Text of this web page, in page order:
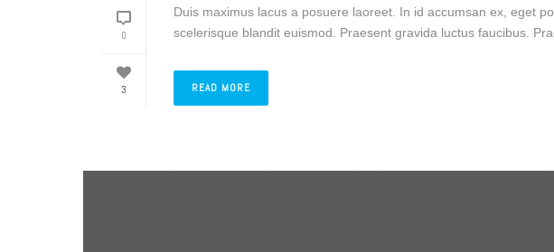
0
3
Duis maximus lacus a posuere laoreet. In id accumsan ex, eget
scelerisque blandit euismod. Praesent gravida luctus faucibus.
READ MORE